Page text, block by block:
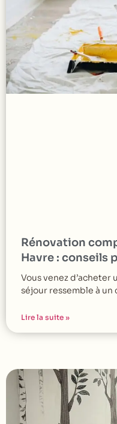
Rénovation
Havre : conseils
Vous venez d’acheter
séjour ressemble à un
Lire la suite »